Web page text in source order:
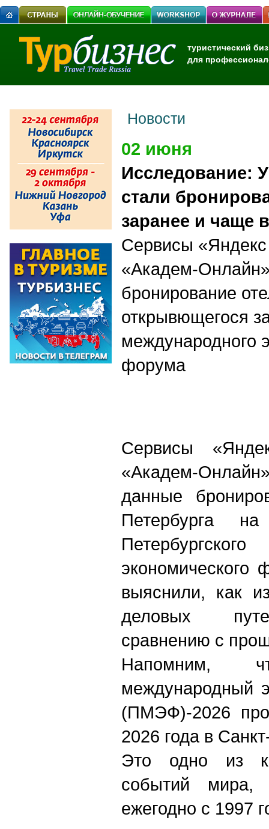
туристический
для
Новости
02 июня
Исследование:
стали
заранее и чаще
Сервисы
«Академ-
бронирование
открывющегося
международного
форума
Сервисы
«Академ-
данные
Петербурга
экономического
выяснили, как
деловых
сравнению с
Напомним,
международный
(ПМЭФ)-2026
2026 года в
Это одно из
событий мира,
ежегодно с 1997